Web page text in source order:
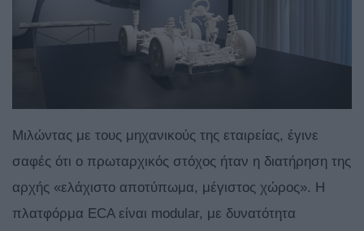
Μιλώντας με τους μηχανικούς της εταιρείας, έγινε
σαφές ότι ο πρωταρχικός στόχος ήταν η διατήρηση της
αρχής «ελάχιστο αποτύπωμα, μέγιστος χώρος». Η
πλατφόρμα ECA είναι modular, με δυνατότητα